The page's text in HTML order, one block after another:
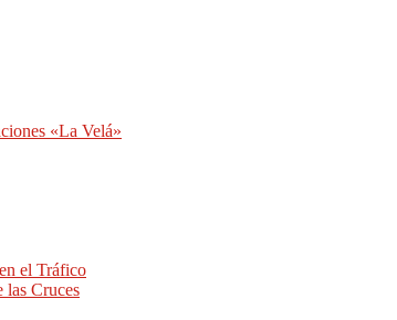
«La Velá»
el Tráfico
Cruces